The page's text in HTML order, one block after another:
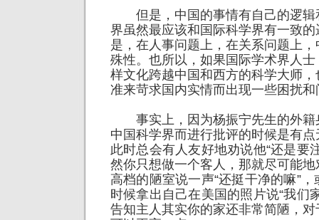
但是，中国的事情有自己的逻辑
界虽然最应该和国际科学界有一致
是，在人事问题上，在关系问题上
殊性。也所以，如果国际学术界人
样文化跨越中国和西方的科学大师
准来苛求国内实情而出现一些困扰和
事实上，因为杨振宁先生的外籍
中国科学界而进行批评的时候是有
此时总会有人友好地劝说他“还是要
然你只想做一个客人，那就尽可能
高档的陋室说一声“还挺干净的嘛”
时候拿出自己在美国的照片说“我们
告知主人其实你的家还非常简陋，